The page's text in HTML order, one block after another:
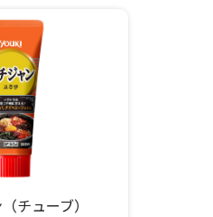
チューブ）